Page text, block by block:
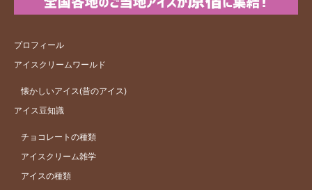
プロフィール
アイスクリームワールド
懐かしいアイス(昔のアイス)
アイス豆知識
チョコレートの種類
アイスクリーム雑学
アイスの種類